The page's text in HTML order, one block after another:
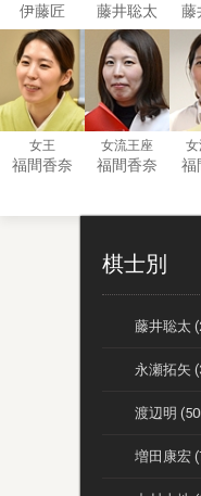
伊藤匠 藤井聡太 藤
女王
福間香奈
女流王座
福間香奈
女
福
棋士別
藤井聡太
永瀬拓矢
渡辺明
増田康宏